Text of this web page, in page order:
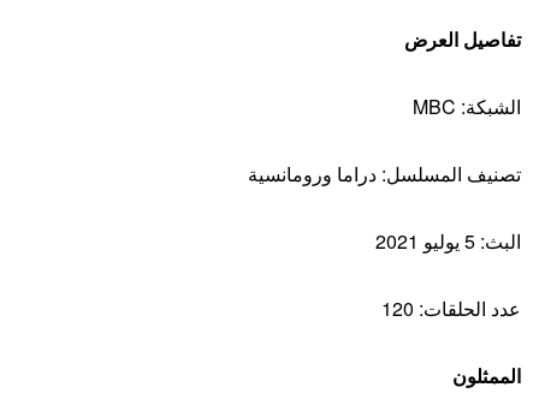
تفاصيل العرض
الشبكة: MBC
تصنيف المسلسل: دراما ورومانسية
البث: 5 يوليو 2021
عدد الحلقات: 120
الممثلون